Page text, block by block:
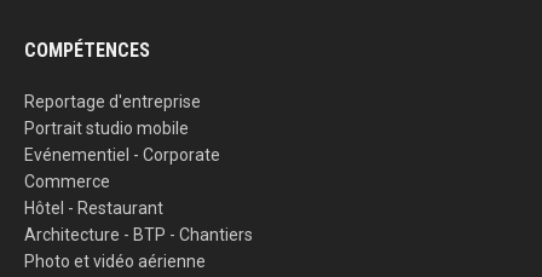
COMPÉTENCES
Reportage d'entreprise
Portrait studio mobile
Evénementiel - Corporate
Commerce
Hôtel - Restaurant
Architecture - BTP - Chantiers
Photo et vidéo aérienne